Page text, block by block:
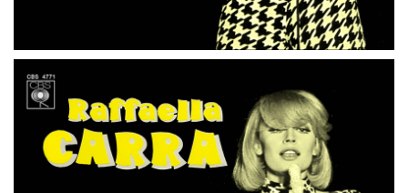
45 GIRI
PUSIQUE TU L’ AIMES DIS-LE LUI